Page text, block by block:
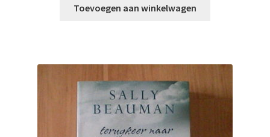
Toevoegen aan winkelwagen